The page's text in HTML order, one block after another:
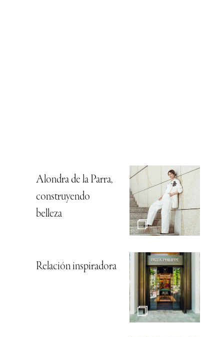
Alondra de la Parra,
construyendo
belleza
Relación inspiradora